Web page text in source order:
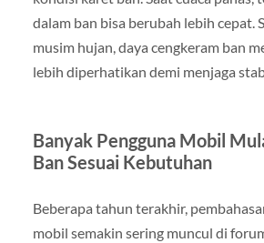
dalam ban bisa berubah lebih cepat.
musim hujan, daya cengkeram ban
lebih diperhatikan demi menjaga
Banyak Pengguna Mobil
Ban Sesuai Kebutuhan
Beberapa tahun terakhir,
mobil semakin sering muncul di